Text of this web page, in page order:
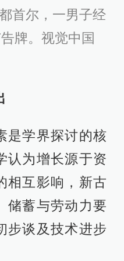
首尔，一男子经
牌。视觉中国
是学界探讨的核
认为增长源于资
相互影响，新古
储蓄与劳动力要
步谈及技术进步